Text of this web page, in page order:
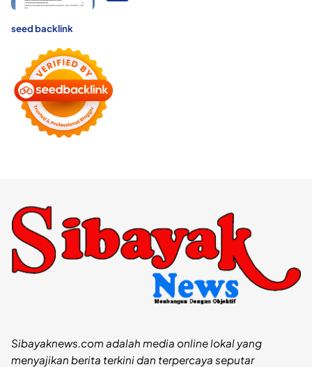
seed backlink
Sibayaknews.com adalah media online lokal yang
menyajikan berita terkini dan terpercaya seputar